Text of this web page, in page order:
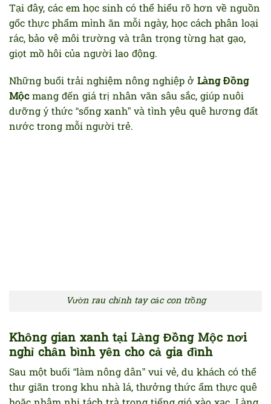
Tại đây, các em học sinh có thể hiểu rõ hơn về nguồn
gốc thực phẩm mình ăn mỗi ngày, học cách phân loại
rác, bảo vệ môi trường và trân trọng từng hạt gạo,
giọt mồ hôi của người lao động.
Những buổi trải nghiệm nông nghiệp ở Làng Đồng
Mộcmang đến giá trị nhân văn sâu sắc, giúp nuôi
dưỡng ý thức “sống xanh” và tình yêu quê hương đất
nước trong mỗi người trẻ.
Vườn rau chính tay các con trồng
Không gian xanh tại Làng Đồng Mộc nơi
nghỉ chân bình yên cho cả gia đình
Sau một buổi “làm nông dân” vui vẻ, du khách có thể
thư giãn trong khu nhà lá, thưởng thức ẩm thực quê